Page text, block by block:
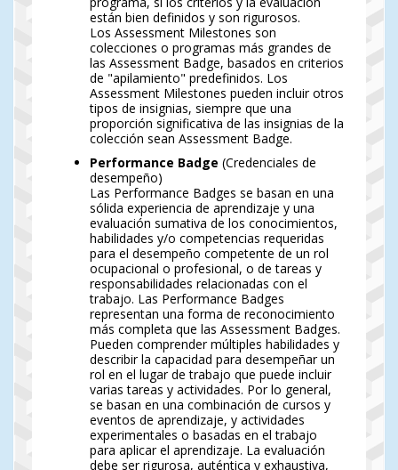
están bien definidos y son rigurosos.
Los Assessment Milestones son
colecciones o programas más grandes de
las Assessment Badge, basados en criterios
de "apilamiento" predefinidos. Los
Assessment Milestones pueden incluir otros
tipos de insignias, siempre que una
proporción significativa de las insignias de la
colección sean Assessment Badge.
Performance Badge (Credenciales de
desempeño)
Las Performance Badges se basan en una
sólida experiencia de aprendizaje y una
evaluación sumativa de los conocimientos,
habilidades y/o competencias requeridas
para el desempeño competente de un rol
ocupacional o profesional, o de tareas y
responsabilidades relacionadas con el
trabajo. Las Performance Badges
representan una forma de reconocimiento
más completa que las Assessment Badges.
Pueden comprender múltiples habilidades y
describir la capacidad para desempeñar un
rol en el lugar de trabajo que puede incluir
varias tareas y actividades. Por lo general,
se basan en una combinación de cursos y
eventos de aprendizaje, y actividades
experimentales o basadas en el trabajo
para aplicar el aprendizaje. La evaluación
debe ser rigurosa, auténtica y exhaustiva,